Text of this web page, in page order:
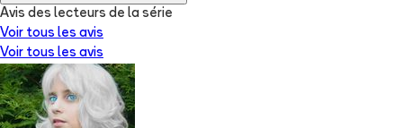
Avis des lecteurs de la série
Voir tous les avis
Voir tous les avis